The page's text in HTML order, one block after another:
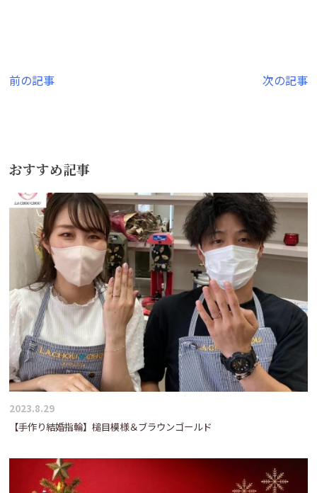
投
ビ
ー
ン
前の記事 次の記事
おすすめ記事
2023.8.29
【手作り結婚指輪】槌目模様＆ブラウンゴールド